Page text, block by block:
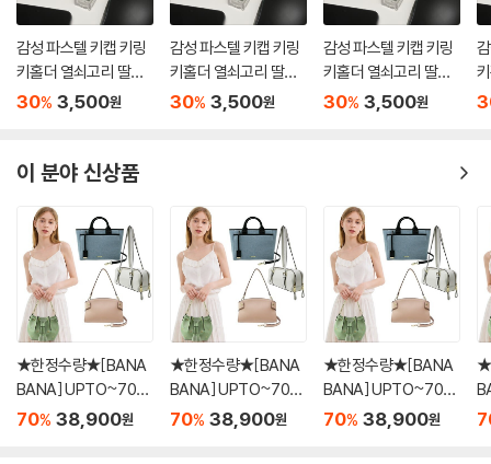
감성 파스텔 키캡 키링
키홀더 열쇠고리 딸깍
이
30% 3,500원
감성 파스텔 키캡 키링
키홀더 열쇠고리 딸깍
이
30% 3,500원
감성 파스텔 키캡 키링
키홀더 열쇠고리 딸깍
이
30% 3,500원
이
이 분야 신상품
★한정수량★[BANA
BANA] UPTO~70%
단독 3만원 균일가 BE
70% 38,900원
★한정수량★[BANA
BANA] UPTO~70%
단독 3만원 균일가 BE
70% 38,900원
★한정수량★[BANA
BANA] UPTO~70%
단독 3만원 균일가 BE
70% 38,900원
★